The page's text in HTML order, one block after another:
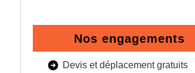
Nos engagements
Devis et déplacement gratuits